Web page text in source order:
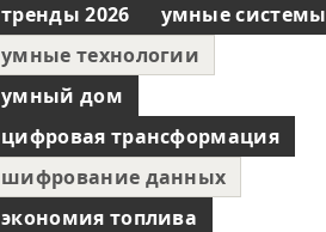
тренды 2026
умные системы
умные технологии
умный дом
цифровая трансформация
шифрование данных
экономия топлива